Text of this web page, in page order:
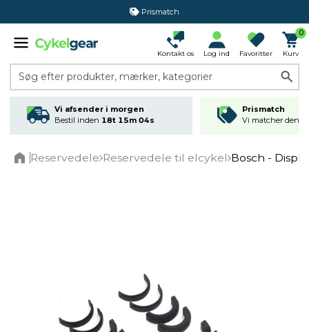
Prismatch
Kontakt os Log ind Favoritter
0
Kurv
Søg efter produkter, mærker, kategorier
Vi afsender i morgen
Bestil inden 18t 15m 04s
Prismatch
Vi matcher den
Reservedele Reservedele til elcykel Bosch -